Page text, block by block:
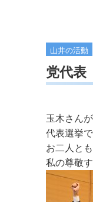
山井の活動
党代
玉木さん
代表選挙
お二人と
私の尊敬